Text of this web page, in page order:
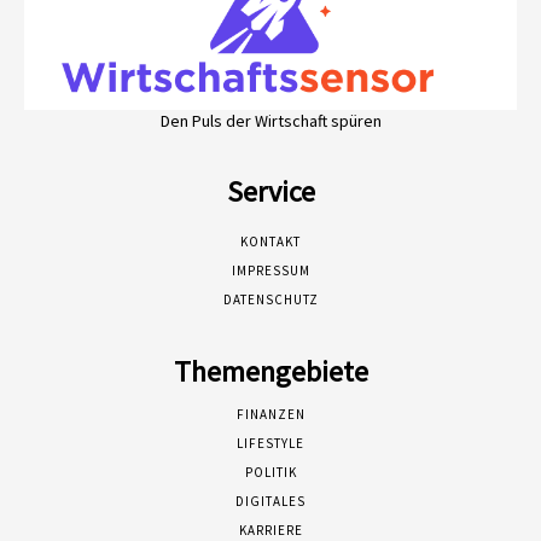
Den Puls der Wirtschaft spüren
Service
KONTAKT
IMPRESSUM
DATENSCHUTZ
Themengebiete
FINANZEN
LIFESTYLE
POLITIK
DIGITALES
KARRIERE